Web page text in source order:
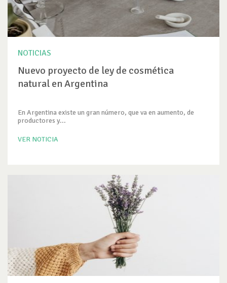
NOTICIAS
Nuevo proyecto de ley de cosmética
natural en Argentina
En Argentina existe un gran número, que va en aumento, de
productores y...
VER NOTICIA